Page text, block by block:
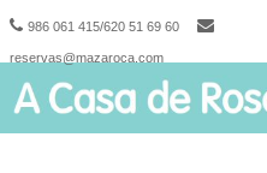
986 061 415/620 51 69 60
reservas@mazaroca.com